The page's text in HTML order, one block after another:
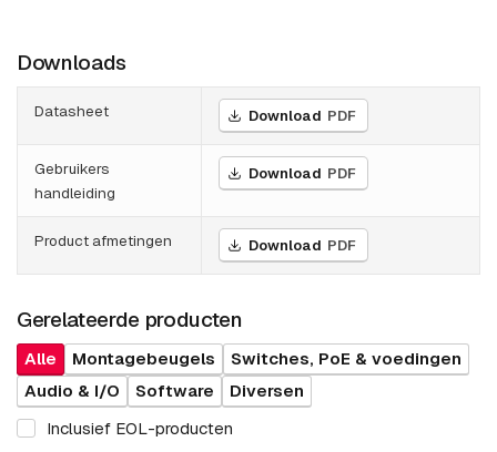
Downloads
Datasheet Download PDF
Gebruikers
handleiding
Download PDF
Product afmetingen Download PDF
Gerelateerde producten
Alle Montagebeugels
Switches, PoE & voedingen
Audio & I/O
Software
Diversen
Inclusief EOL-producten